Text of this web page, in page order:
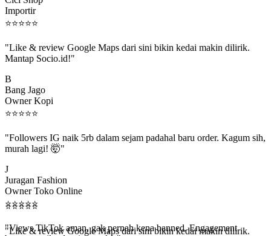
Importir
⭐⭐⭐⭐⭐
Mantap Socio.id!"
Bang Jago
Owner Kopi
⭐⭐⭐⭐ ⭐
murah lagi! 🤯"
Juragan Fashion
Owner Toko Online
⭐⭐⭐⭐ ⭐
beneran naik, algoritma suka."